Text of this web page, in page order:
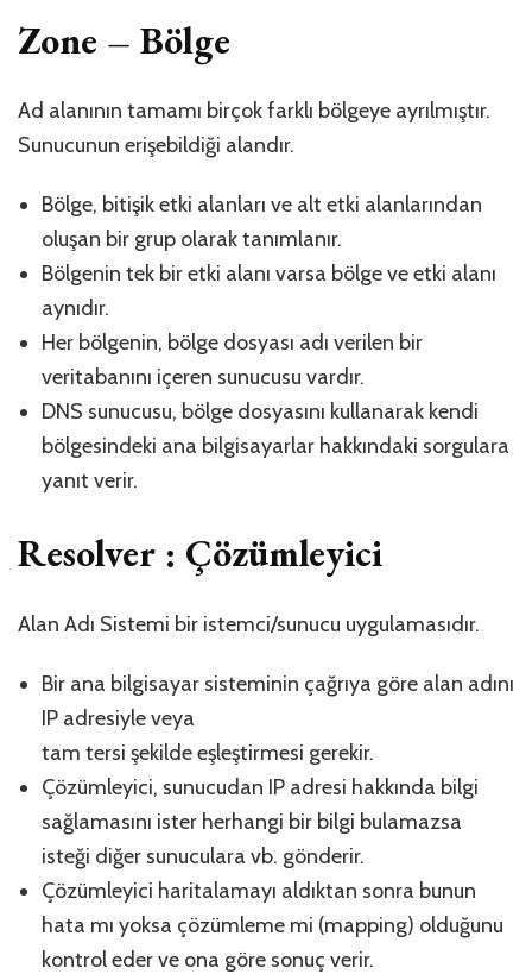
Zone – Bölge
Ad alanının tamamı birçok farklı bölgeye ayrılmıştır.
Sunucunun erişebildiği alandır.
Bölge, bitişik etki alanları ve alt etki alanlarından
oluşan bir grup olarak tanımlanır.
Bölgenin tek bir etki alanı varsa bölge ve etki alanı
aynıdır.
Her bölgenin, bölge dosyası adı verilen bir
veritabanını içeren sunucusu vardır.
DNS sunucusu, bölge dosyasını kullanarak kendi
bölgesindeki ana bilgisayarlar hakkındaki sorgulara
yanıt verir.
Resolver : Çözümleyici
Alan Adı Sistemi bir istemci/sunucu uygulamasıdır.
Bir ana bilgisayar sisteminin çağrıya göre alan adını
IP adresiyle veya
tam tersi şekilde eşleştirmesi gerekir.
Çözümleyici, sunucudan IP adresi hakkında bilgi
sağlamasını ister herhangi bir bilgi bulamazsa
isteği diğer sunuculara vb. gönderir.
Çözümleyici haritalamayı aldıktan sonra bunun
hata mı yoksa çözümleme mi (mapping) olduğunu
kontrol eder ve ona göre sonuç verir.